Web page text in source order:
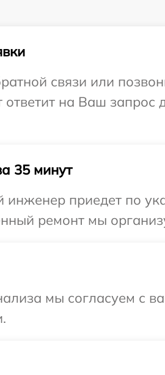
связи или
ответит на Ваш
35 минут
приедет по
ремонт мы
мы согласуем с